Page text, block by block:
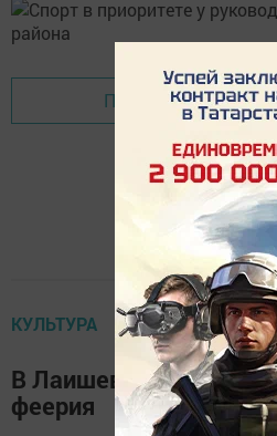
Перейти на страницу
КУЛЬТУРА
В Лаишево
феерия